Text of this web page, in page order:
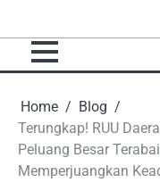
content
Home
Blog
Terungkap! RUU
Peluang Besar
Memperjuangkan